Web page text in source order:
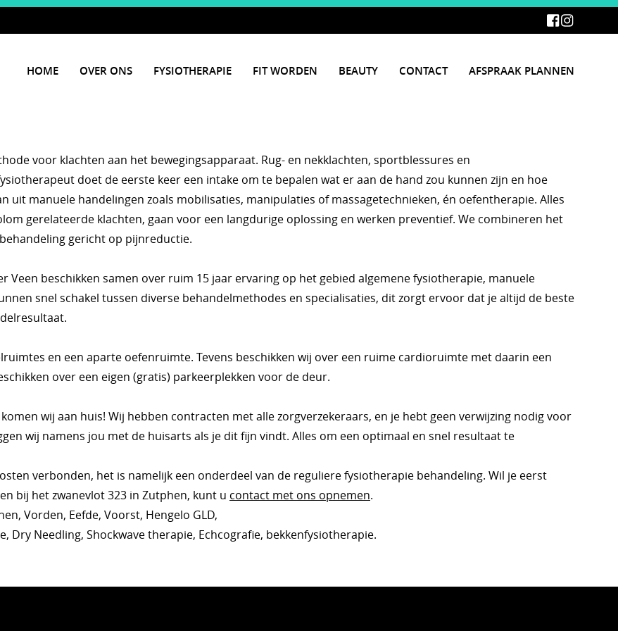
HOME OVER ONS FYSIOTHERAPIE FIT WORDEN BEAUTY CONTACT AFSPRAAK PLANNEN
voor klachten aan het bewegingsapparaat. Rug- en nekklachten, sportblessures en
doet de eerste keer een intake om te bepalen wat er aan de hand zou kunnen zijn en hoe
uit manuele handelingen zoals mobilisaties, manipulaties of massagetechnieken, én oefentherapie. Alles
gerelateerde klachten, gaan voor een langdurige oplossing en werken preventief. We combineren het
gericht op pijnreductie.
Veen beschikken samen over ruim 15 jaar ervaring op het gebied algemene fysiotherapie, manuele
snel schakel tussen diverse behandelmethodes en specialisaties, dit zorgt ervoor dat je altijd de beste
en een aparte oefenruimte. Tevens beschikken wij over een ruime cardioruimte met daarin een
over een eigen (gratis) parkeerplekken voor de deur.
wij aan huis! Wij hebben contracten met alle zorgverzekeraars, en je hebt geen verwijzing nodig voor
wij namens jou met de huisarts als je dit fijn vindt. Alles om een optimaal en snel resultaat te
verbonden, het is namelijk een onderdeel van de reguliere fysiotherapie behandeling. Wil je eerst
bij het zwanevlot 323 in Zutphen, kunt u contact met ons opnemen.
Vorden, Eefde, Voorst, Hengelo GLD,
Dry Needling, Shockwave therapie, Echcografie, bekkenfysiotherapie.